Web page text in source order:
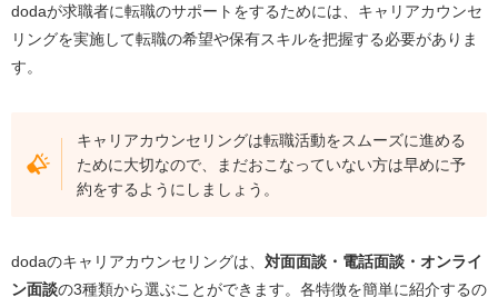
dodaが求職者に転職のサポートをするためには、キャリアカウンセ
リングを実施して転職の希望や保有スキルを把握する必要がありま
す。
キャリアカウンセリングは転職活動をスムーズに進める
ために大切なので、まだおこなっていない方は早めに予
約をするようにしましょう。
dodaのキャリアカウンセリングは、 対面面談・電話面談・オンライ
ン面談の3種類から選ぶことができます。各特徴を簡単に紹介するの